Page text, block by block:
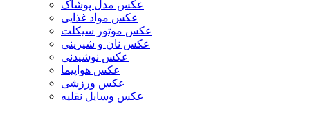
عکس مدل پوشاک
عکس مواد غذایی
عکس موتور سیکلت
عکس نان و شیرینی
عکس نوشیدنی
عکس هواپیما
عکس ورزشی
عکس وسایل نقلیه